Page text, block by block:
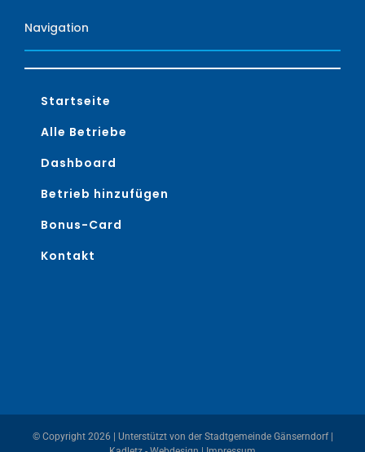
Navigation
Startseite
Alle Betriebe
Dashboard
Betrieb hinzufügen
Bonus-Card
Kontakt
© Copyright 2026 | Unterstützt von der Stadtgemeinde Gänserndorf|